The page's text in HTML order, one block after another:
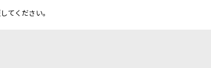
てください。